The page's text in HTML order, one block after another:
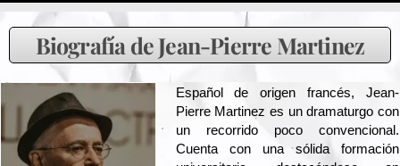
Biografía de Jean-Pierre Martinez
Español de origen francés, Jean-
Pierre Martinez es un dramaturgo con
un recorrido poco convencional.
Cuenta con una sólida formación